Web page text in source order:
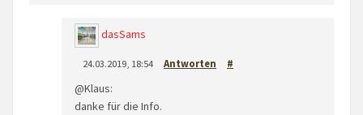
dasSams
24.03.2019, 18:54 Antworten #
@Klaus:
danke für die Info.